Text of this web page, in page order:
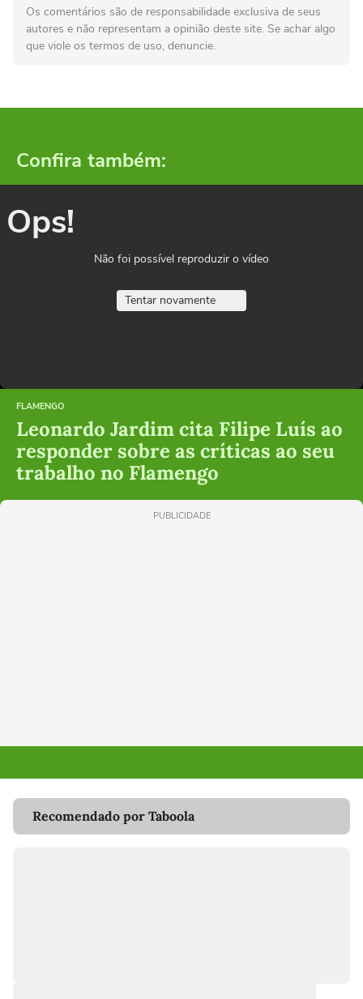
Os comentários são de responsabilidade exclusiva de seus
autores e não representam a opinião deste site. Se achar algo
que viole os termos de uso, denuncie.
Confira também:
Ops!
Não foi possível reproduzir o vídeo
Tentar novamente
FLAMENGO
Leonardo Jardim cita Filipe Luís ao
responder sobre as críticas ao seu
trabalho no Flamengo
PUBLICIDADE
Recomendado por Taboola